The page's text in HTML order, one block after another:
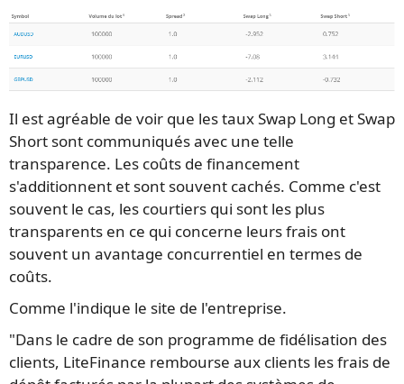
Il est agréable de voir que les taux Swap Long et Swap
Short sont communiqués avec une telle
transparence. Les coûts de financement
s'additionnent et sont souvent cachés. Comme c'est
souvent le cas, les courtiers qui sont les plus
transparents en ce qui concerne leurs frais ont
souvent un avantage concurrentiel en termes de
coûts.
Comme l'indique le site de l'entreprise.
"Dans le cadre de son programme de fidélisation des
clients, LiteFinance rembourse aux clients les frais de